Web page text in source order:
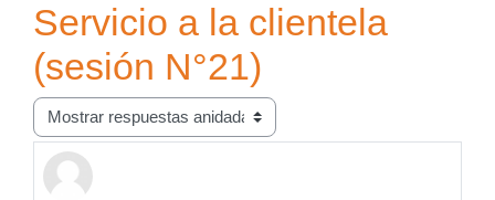
Servicio a la clientela
(sesión N°21)
Mostrar modo